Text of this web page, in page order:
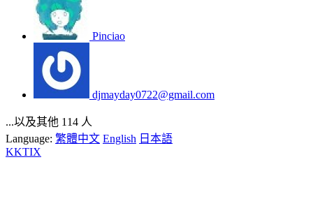
Pinciao
djmayday0722@gmail.com
...以及其他 114 人
Language: 繁體中文 English 日本語
KKTIX